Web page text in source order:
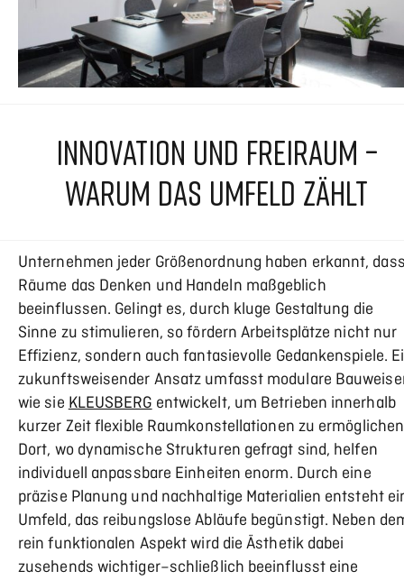
INNOVATION UND FREIRAUM –
WARUM DAS UMFELD ZÄHLT
Unternehmen jeder Größenordnung haben erkannt,
Räume das Denken und Handeln maßgeblich
beeinflussen. Gelingt es, durch kluge Gestaltung die
Sinne zu stimulieren, so fördern Arbeitsplätze nicht nur
Effizienz, sondern auch fantasievolle Gedankenspiele.
zukunftsweisender Ansatz umfasst modulare
wie sieKLEUSBERGentwickelt, um Betrieben innerhalb
kurzer Zeit flexible Raumkonstellationen zu
Dort, wo dynamische Strukturen gefragt sind, helfen
individuell anpassbare Einheiten enorm. Durch eine
präzise Planung und nachhaltige Materialien entsteht
Umfeld, das reibungslose Abläufe begünstigt. Neben
rein funktionalen Aspekt wird die Ästhetik dabei
zusehends wichtiger–schließlich beeinflusst eine